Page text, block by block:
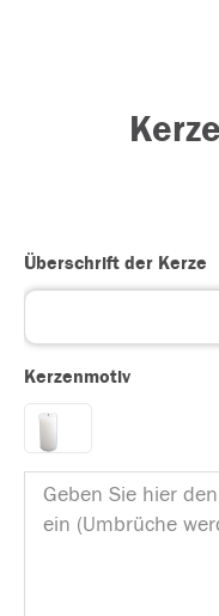
Überschrift der Kerze
Kerzenmotiv